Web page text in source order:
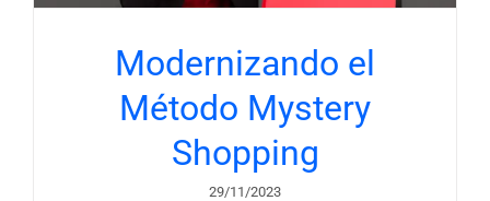
Modernizando el
Método Mystery
Shopping
29/11/2023